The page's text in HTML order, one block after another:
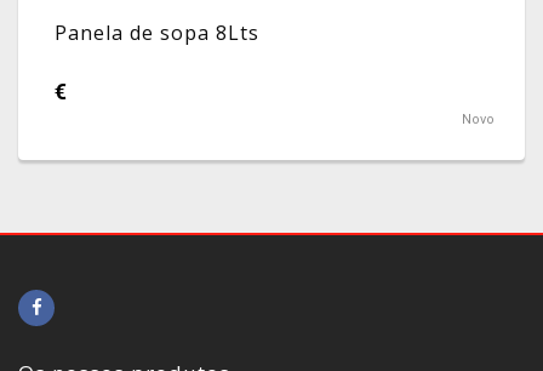
Panela de sopa 8Lts
€
Novo